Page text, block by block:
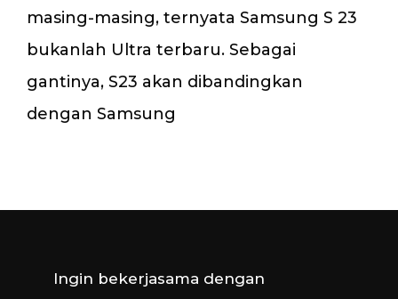
masing-masing, ternyata Samsung S 23
bukanlah Ultra terbaru. Sebagai
gantinya, S23 akan dibandingkan
dengan Samsung
Ingin bekerjasama dengan